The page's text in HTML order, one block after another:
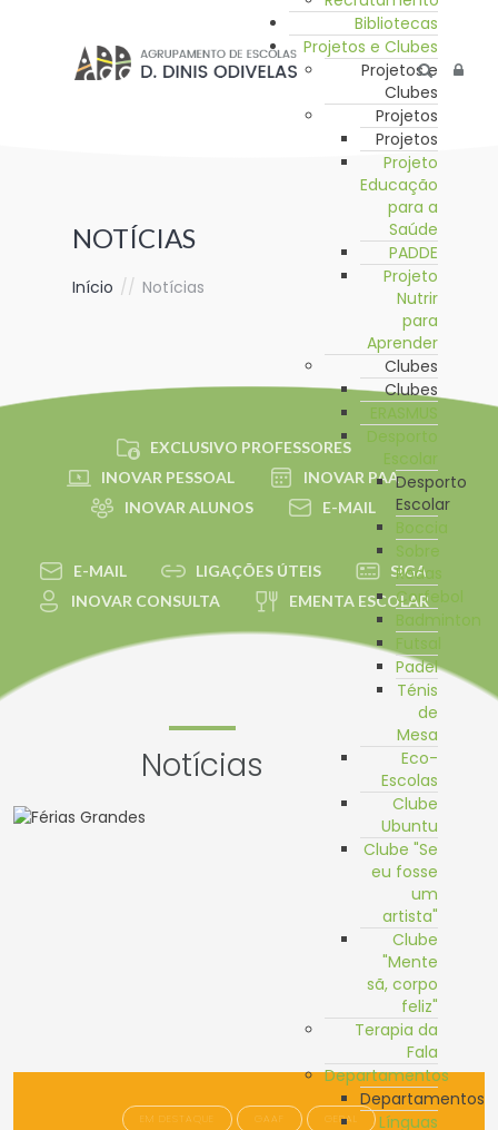
Bibliotecas
Projetos e Clubes
Projetos e
Clubes
Projetos
Projetos
Projeto
Educação
para a
Saúde
PADDE
Projeto
Nutrir
para
Aprender
Clubes
Clubes
ERASMUS
Desporto
Escolar
Desporto
Escolar
Boccia
Sobre
Rodas
Corfebol
Badminton
Futsal
Padel
Ténis
de
Mesa
Eco-
Escolas
Clube
Ubuntu
Clube "Se
eu fosse
um
artista"
Clube
"Mente
sã, corpo
feliz"
Terapia da
Fala
Departamentos
Departamentos
Línguas
NOTÍCIAS
Início // Notícias
EXCLUSIVO PROFESSORES
INOVAR PESSOAL
INOVAR PAA
INOVAR ALUNOS
E-MAIL
E-MAIL LIGAÇÕES ÚTEIS
SIGA
INOVAR CONSULTA
EMENTA ESCOLAR
Notícias
EM DESTAQUE GAAF GERAL